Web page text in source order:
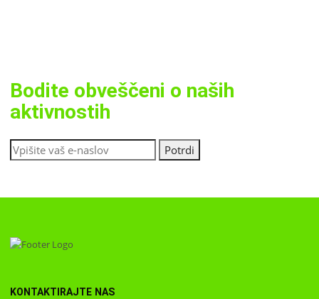
Bodite obveščeni o naših
aktivnostih
KONTAKTIRAJTE NAS